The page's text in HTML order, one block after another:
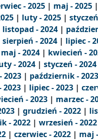
- 2025 | maj - 2025 |
| luty - 2025 |
listopad - 2024 |
sierpień - 2024 | lipiec -
maj - 2024 | kwiecień -
- 2024 | styczeń - 2024
2023 | październik - 2023
2023 | lipiec - 2023 |
- 2023 | marzec -
| grudzień - 2022 |
- 2022 | wrzesień - 2022
| czerwiec - 2022 | maj